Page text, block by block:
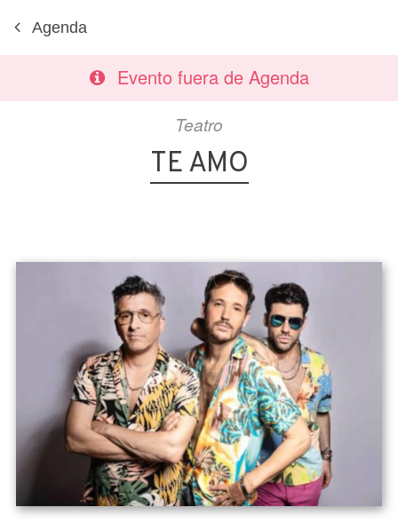
Agenda
Evento fuera de Agenda
Teatro
TE AMO